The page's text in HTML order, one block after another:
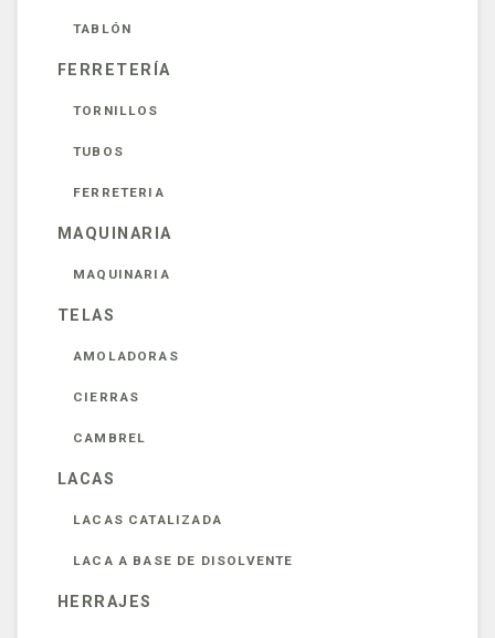
TABLÓN
FERRETERÍA
TORNILLOS
TUBOS
FERRETERIA
MAQUINARIA
MAQUINARIA
TELAS
AMOLADORAS
CIERRAS
CAMBREL
LACAS
LACAS CATALIZADA
LACA A BASE DE DISOLVENTE
HERRAJES